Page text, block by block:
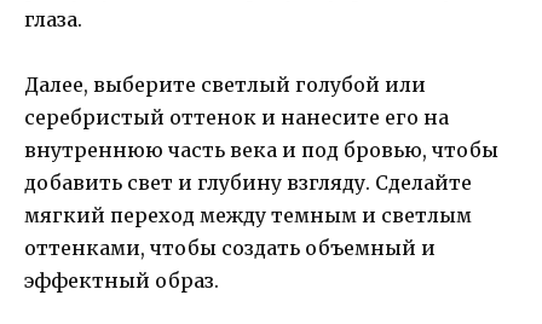
глаза.
Далее, выберите светлый голубой или
серебристый оттенок и нанесите его на
внутреннюю часть века и под бровью, чтобы
добавить свет и глубину взгляду. Сделайте
мягкий переход между темным и светлым
оттенками, чтобы создать объемный и
эффектный образ.